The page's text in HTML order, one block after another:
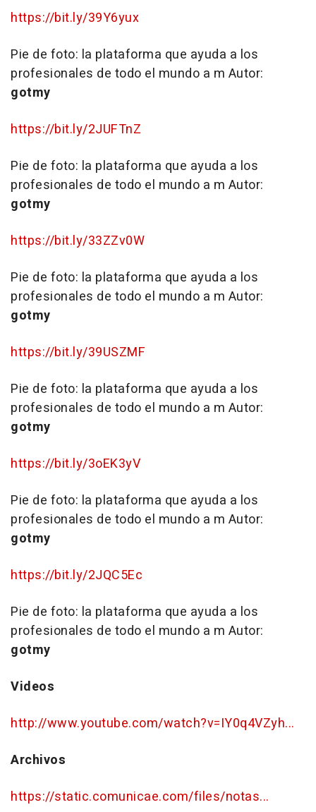
https://bit.ly/39Y6yux
Pie de foto: la plataforma que ayuda a los
profesionales de todo el mundo a m Autor:
gotmy
https://bit.ly/2JUFTnZ
Pie de foto: la plataforma que ayuda a los
profesionales de todo el mundo a m Autor:
gotmy
https://bit.ly/33ZZv0W
Pie de foto: la plataforma que ayuda a los
profesionales de todo el mundo a m Autor:
gotmy
https://bit.ly/39USZMF
Pie de foto: la plataforma que ayuda a los
profesionales de todo el mundo a m Autor:
gotmy
https://bit.ly/3oEK3yV
Pie de foto: la plataforma que ayuda a los
profesionales de todo el mundo a m Autor:
gotmy
https://bit.ly/2JQC5Ec
Pie de foto: la plataforma que ayuda a los
profesionales de todo el mundo a m Autor:
gotmy
Videos
http://www.youtube.com/watch?v=IY0q4VZyh...
Archivos
https://static.comunicae.com/files/notas...